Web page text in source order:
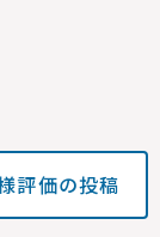
評価の投稿